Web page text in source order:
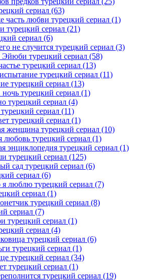
сериал (63)
часть любви турецкий сериал (1)
турецкий сериал (21)
сериал (6)
не случится турецкий сериал (3)
Эйюби турецкий сериал (58)
турецкий сериал (13)
турецкий сериал (11)
турецкий сериал (13)
ночь турецкий сериал (1)
турецкий сериал (4)
сериал (11)
турецкий сериал (1)
женщина турецкий сериал (10)
любовь турецкий сериал (1)
энциклопедия турецкий сериал (1)
турецкий сериал (125)
сад турецкий сериал (6)
сериал (6)
я люблю турецкий сериал (7)
сериал (1)
турецкий сериал (8)
сериал (7)
турецкий сериал (1)
сериал (4)
турецкий сериал (6)
турецкий сериал (1)
турецкий сериал (34)
турецкий сериал (1)
турецкий сериал (19)